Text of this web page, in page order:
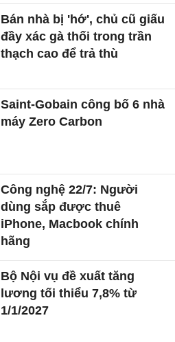
Bán nhà bị 'hớ', chủ cũ giấu
đầy xác gà thối trong trần
thạch cao để trả thù
Saint-Gobain công bố 6 nhà
máy Zero Carbon
Công nghệ 22/7: Người
dùng sắp được thuê
iPhone, Macbook chính
hãng
Bộ Nội vụ đề xuất tăng
lương tối thiểu 7,8% từ
1/1/2027